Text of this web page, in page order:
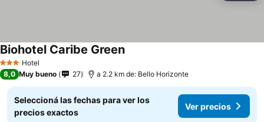
3 Estrellas
Hotel
Biohotel Caribe Green
8,0 Muy bueno 27 a 2.2 km de: Bello Horizonte
Seleccioná las fechas para ver los
precios exactos
Ver precios